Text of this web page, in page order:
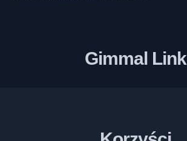
Gimmal Link